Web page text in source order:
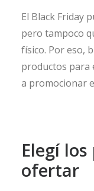
El Black Friday
pero tampoco
físico. Por eso,
productos para
a promocionar
Elegí
ofertar